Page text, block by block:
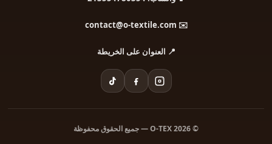
✉️ contact@o-textile.com
📍 العنوان على الخريطة
© 2026 O-TEX — جميع الحقوق محفوظة